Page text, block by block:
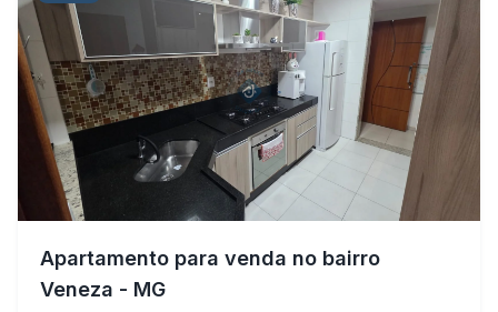
Apartamento para venda no bairro
Veneza - MG